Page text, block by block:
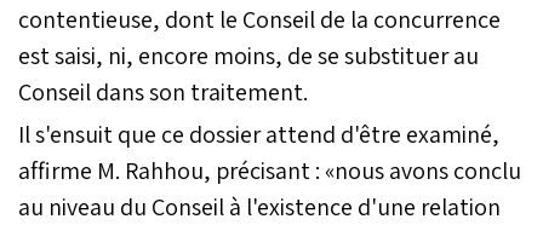
contentieuse, dont le Conseil de la concurrence
est saisi, ni, encore moins, de se substituer au
Conseil dans son traitement.
Il s'ensuit que ce dossier attend d'être examiné,
affirme M. Rahhou, précisant : «nous avons conclu
au niveau du Conseil à l'existence d'une relation